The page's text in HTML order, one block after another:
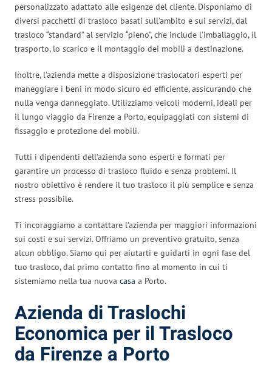
personalizzato adattato alle esigenze del cliente. Disponiamo di
diversi pacchetti di trasloco basati sull’ambito e sui servizi, dal
trasloco “standard” al servizio “pieno”, che include l’imballaggio, il
trasporto, lo scarico e il montaggio dei mobili a destinazione.
Inoltre, l’azienda mette a disposizione traslocatori esperti per
maneggiare i beni in modo sicuro ed efficiente, assicurando che
nulla venga danneggiato. Utilizziamo veicoli moderni, ideali per
il lungo viaggio da Firenze a Porto, equipaggiati con sistemi di
fissaggio e protezione dei mobili.
Tutti i dipendenti dell’azienda sono esperti e formati per
garantire un processo di trasloco fluido e senza problemi. Il
nostro obiettivo è rendere il tuo trasloco il più semplice e senza
stress possibile.
Ti incoraggiamo a contattare l’azienda per maggiori informazioni
sui costi e sui servizi. Offriamo un preventivo gratuito, senza
alcun obbligo. Siamo qui per aiutarti e guidarti in ogni fase del
tuo trasloco, dal primo contatto fino al momento in cui ti
sistemiamo nella tua nuova casa a Porto.
Azienda di Traslochi
Economica per il Trasloco
da Firenze a Porto